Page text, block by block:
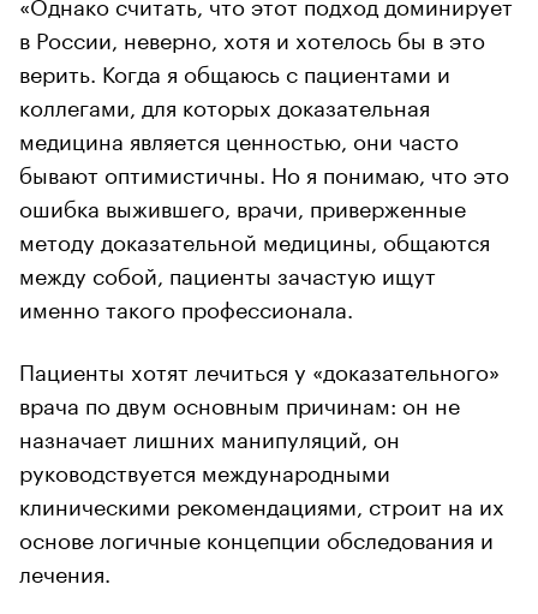
в России, неверно, хотя и хотелось бы в это
верить. Когда я общаюсь с пациентами и
коллегами, для которых доказательная
медицина является ценностью, они часто
бывают оптимистичны. Но я понимаю, что это
ошибка выжившего, врачи, приверженные
методу доказательной медицины, общаются
между собой, пациенты зачастую ищут
именно такого профессионала.
Пациенты хотят лечиться у «доказательного»
врача по двум основным причинам: он не
назначает лишних манипуляций, он
руководствуется международными
клиническими рекомендациями, строит на их
основе логичные концепции обследования и
лечения.